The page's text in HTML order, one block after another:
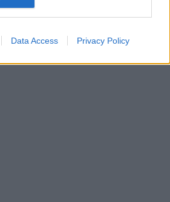
Data Access Privacy Policy